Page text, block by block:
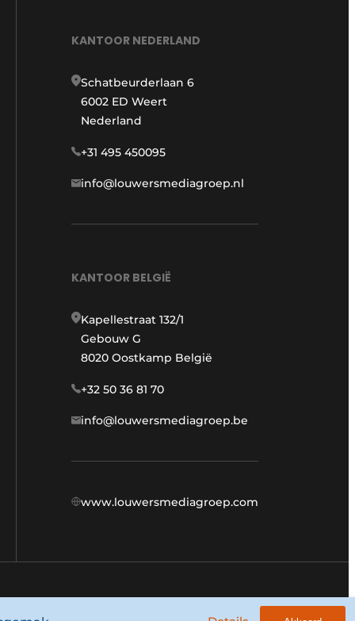
KANTOOR NEDERLAND
Schatbeurderlaan 6
6002 ED Weert
Nederland
+31 495 450095
info@louwersmediagroep.nl
KANTOOR BELGIË
Kapellestraat 132/1
Gebouw G
8020 Oostkamp België
+32 50 36 81 70
info@louwersmediagroep.be
www.louwersmediagroep.com
Algemene voorwaarden Privacy policy